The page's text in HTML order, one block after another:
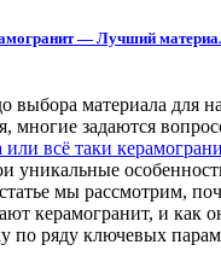
— Лучший
выбора материала для
многие задаются
или всё таки
уникальные
мы рассмотрим,
керамогранит, и как
по ряду ключевых